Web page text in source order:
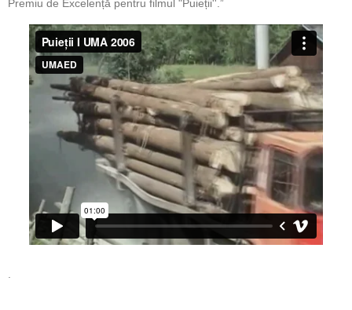
Premiu de Excelență pentru filmul "Puieții''.”